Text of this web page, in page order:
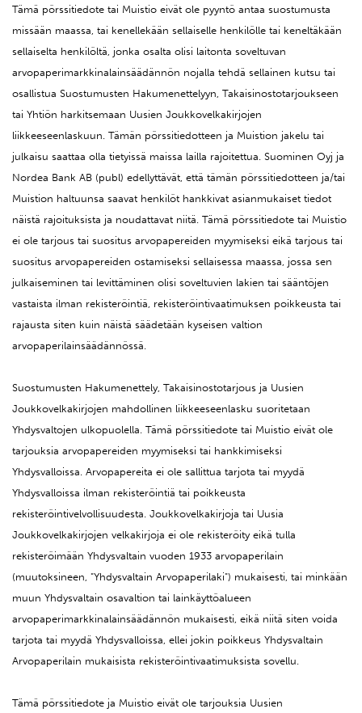
Tämä pörssitiedote tai Muistio eivät ole pyyntö antaa suostumusta
missään maassa, tai kenellekään sellaiselle henkilölle tai keneltäkään
sellaiselta henkilöltä, jonka osalta olisi laitonta soveltuvan
arvopaperimarkkinalainsäädännön nojalla tehdä sellainen kutsu tai
osallistua Suostumusten Hakumenettelyyn, Takaisinostotarjoukseen
tai Yhtiön harkitsemaan Uusien Joukkovelkakirjojen
liikkeeseenlaskuun. Tämän pörssitiedotteen ja Muistion jakelu tai
julkaisu saattaa olla tietyissä maissa lailla rajoitettua. Suominen Oyj ja
Nordea Bank AB (publ) edellyttävät, että tämän pörssitiedotteen ja/tai
Muistion haltuunsa saavat henkilöt hankkivat asianmukaiset tiedot
näistä rajoituksista ja noudattavat niitä. Tämä pörssitiedote tai Muistio
ei ole tarjous tai suositus arvopapereiden myymiseksi eikä tarjous tai
suositus arvopapereiden ostamiseksi sellaisessa maassa, jossa sen
julkaiseminen tai levittäminen olisi soveltuvien lakien tai sääntöjen
vastaista ilman rekisteröintiä, rekisteröintivaatimuksen poikkeusta tai
rajausta siten kuin näistä säädetään kyseisen valtion
arvopaperilainsäädännössä.
Suostumusten Hakumenettely, Takaisinostotarjous ja Uusien
Joukkovelkakirjojen mahdollinen liikkeeseenlasku suoritetaan
Yhdysvaltojen ulkopuolella. Tämä pörssitiedote tai Muistio eivät ole
tarjouksia arvopapereiden myymiseksi tai hankkimiseksi
Yhdysvalloissa. Arvopapereita ei ole sallittua tarjota tai myydä
Yhdysvalloissa ilman rekisteröintiä tai poikkeusta
rekisteröintivelvollisuudesta. Joukkovelkakirjoja tai Uusia
Joukkovelkakirjojen velkakirjoja ei ole rekisteröity eikä tulla
rekisteröimään Yhdysvaltain vuoden 1933 arvopaperilain
(muutoksineen, "Yhdysvaltain Arvopaperilaki") mukaisesti, tai minkään
muun Yhdysvaltain osavaltion tai lainkäyttöalueen
arvopaperimarkkinalainsäädännön mukaisesti, eikä niitä siten voida
tarjota tai myydä Yhdysvalloissa, ellei jokin poikkeus Yhdysvaltain
Arvopaperilain mukaisista rekisteröintivaatimuksista sovellu.
Tämä pörssitiedote ja Muistio eivät ole tarjouksia Uusien